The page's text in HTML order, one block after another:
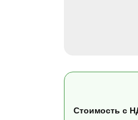
Стоимость с